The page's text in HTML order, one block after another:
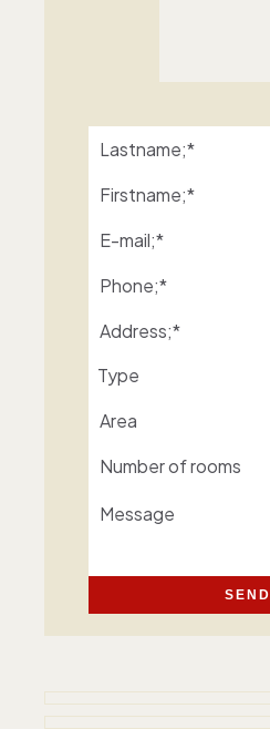
Type
SEND